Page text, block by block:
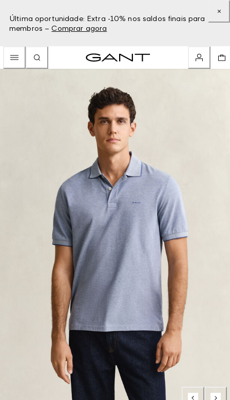
Última oportunidade: Extra -10% nos saldos finais para
membros – Comprar agora